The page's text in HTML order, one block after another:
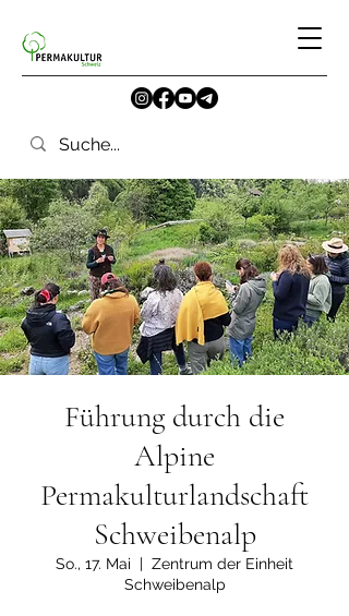
Führung durch die
Alpine
Permakulturlandschaft
Schweibenalp
So., 17. Mai
  |
Zentrum der Einheit
Schweibenalp